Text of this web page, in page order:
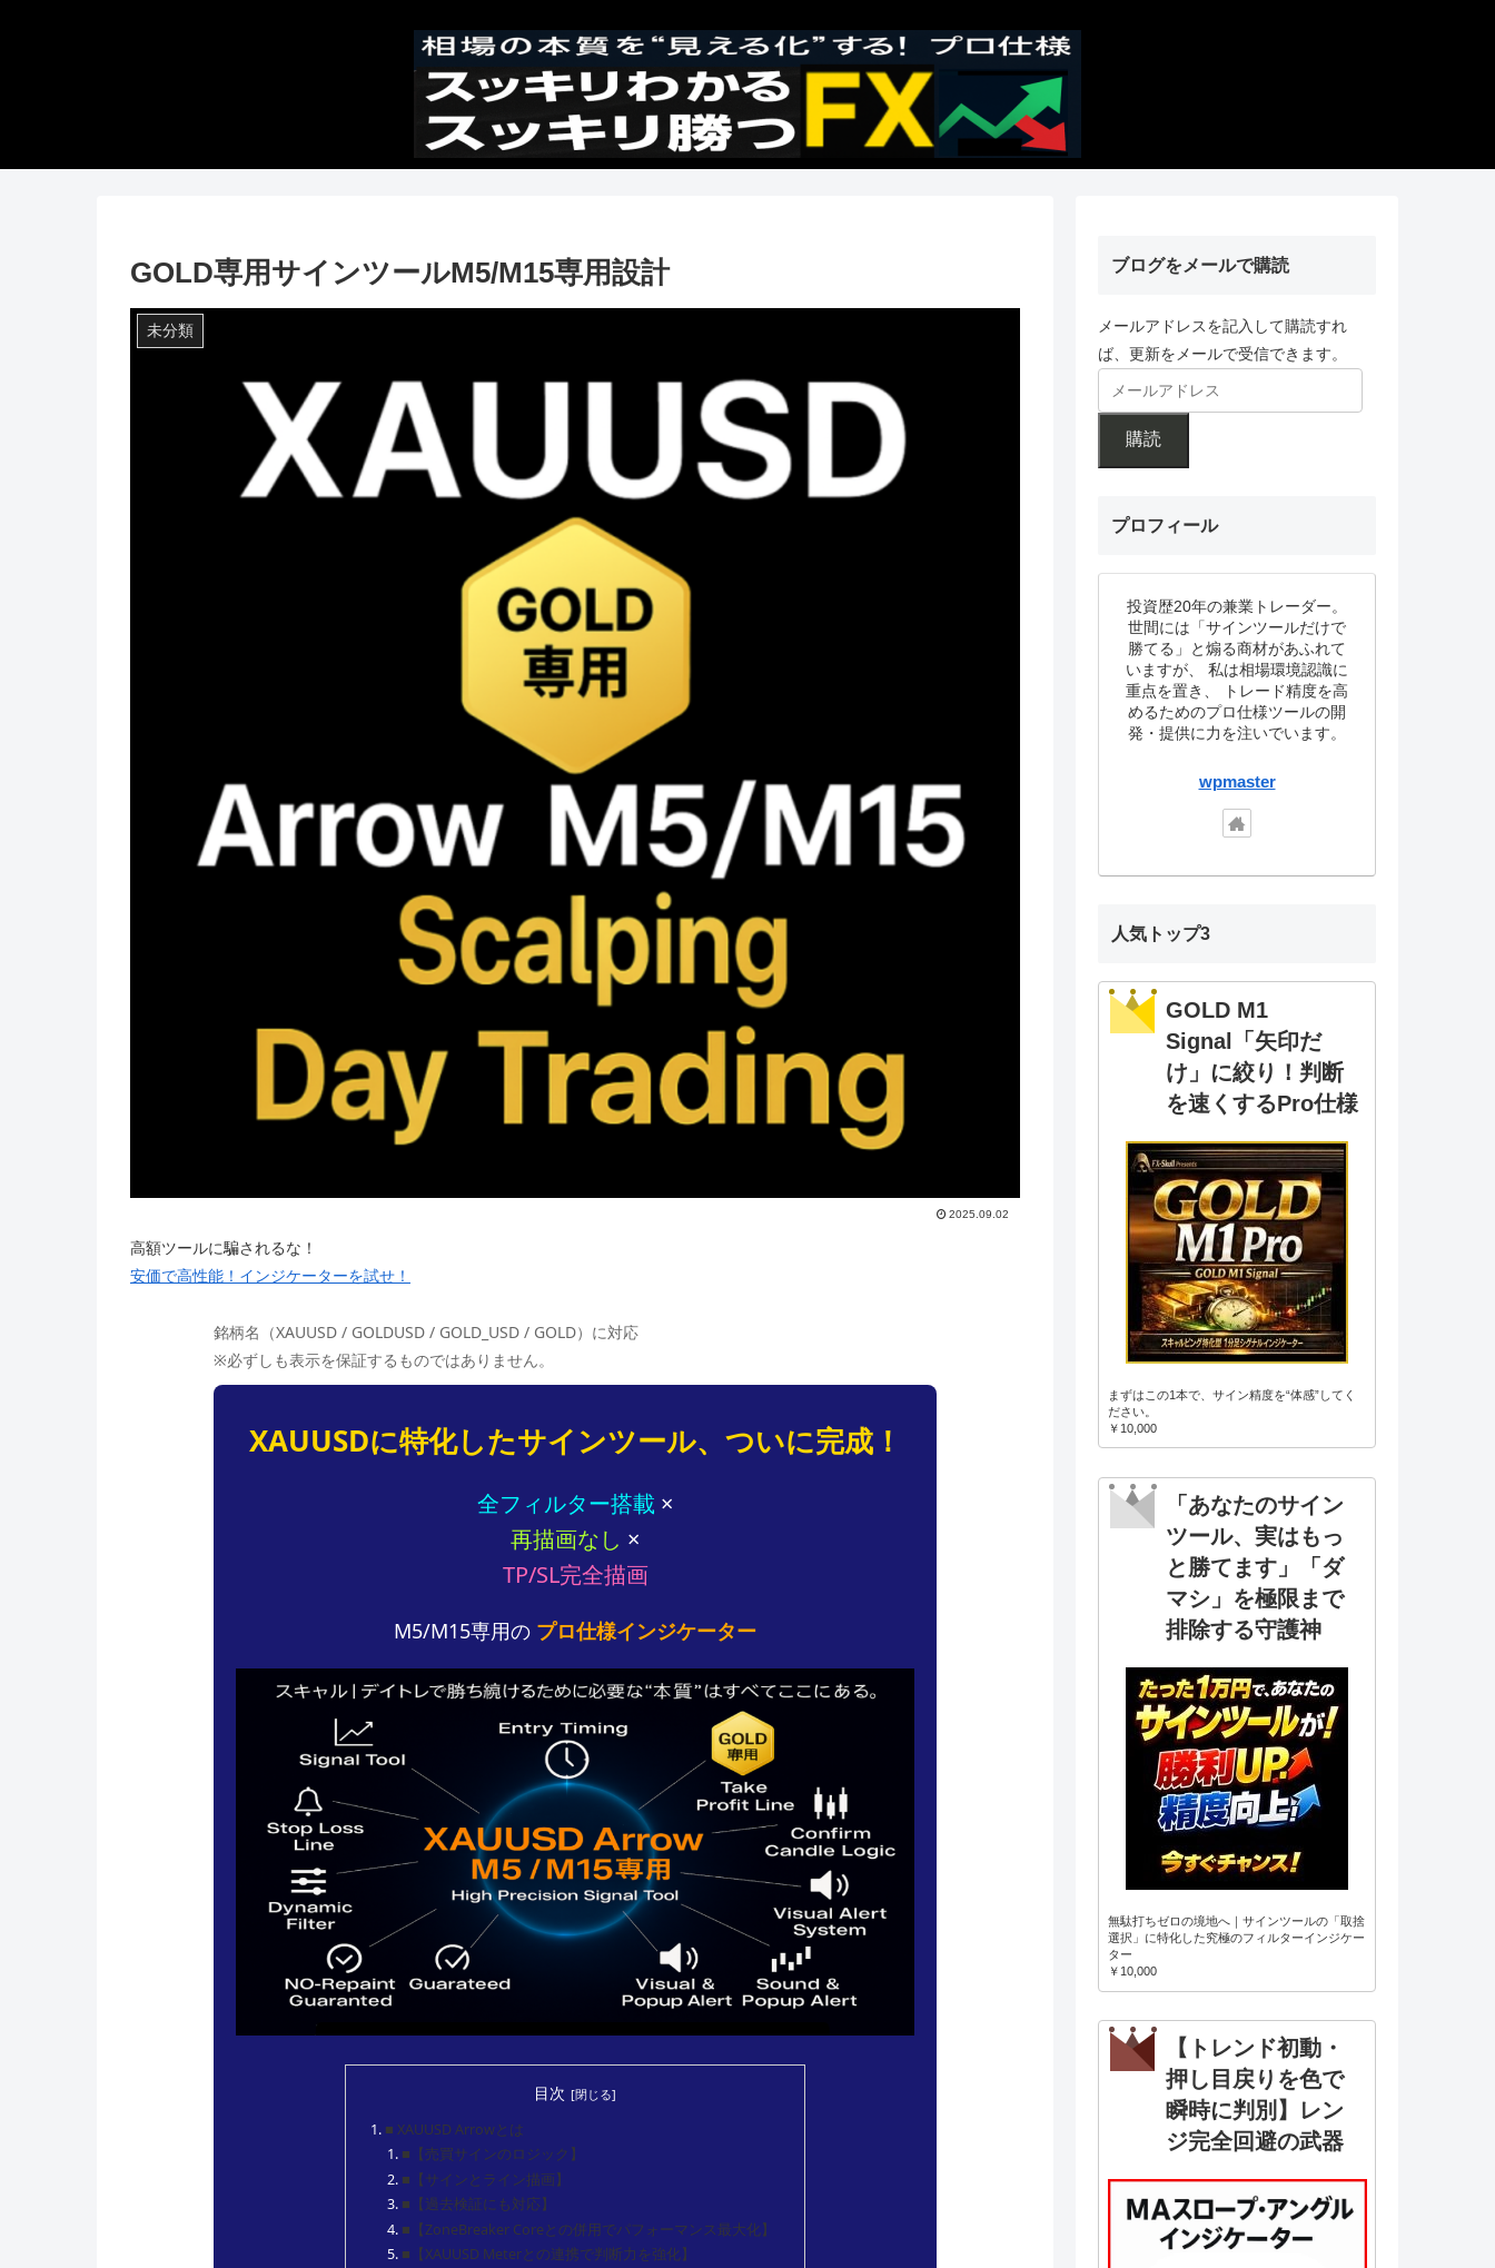
GOLD専用サインツールM5/M15専用設計
未分類
2025.09.02
高額ツールに騙されるな！
安価で高性能！インジケーターを試せ！
銘柄名（XAUUSD / GOLDUSD / GOLD_USD / GOLD）に対応
※必ずしも表示を保証するものではありません。
XAUUSDに特化したサインツール、ついに完成！
全フィルター搭載 ×
再描画なし ×
TP/SL完全描画
M5/M15専用の プロ仕様インジケーター
目次
■ XAUUSD Arrowとは
■【売買サインのロジック】
■【サインとライン描画】
■【過去検証にも対応】
■【ZoneBreaker Coreとの併用でパフォーマンス最大化】
■【XAUUSD Meterとの連携で判断力を強化】
ブログをメールで購読
メールアドレスを記入して購読すれ
ば、更新をメールで受信できます。
購読
プロフィール
投資歴20年の兼業トレーダー。
世間には「サインツールだけで
勝てる」と煽る商材があふれて
いますが、 私は相場環境認識に
重点を置き、 トレード精度を高
めるためのプロ仕様ツールの開
発・提供に力を注いでいます。
wpmaster
人気トップ3
GOLD M1
Signal「矢印だ
け」に絞り！判断
を速くするPro仕様
まずはこの1本で、サイン精度を“体感”してく
ださい。
￥10,000
「あなたのサイン
ツール、実はもっ
と勝てます」「ダ
マシ」を極限まで
排除する守護神
無駄打ちゼロの境地へ｜サインツールの「取捨
選択」に特化した究極のフィルターインジケー
ター
￥10,000
【トレンド初動・
押し目戻りを色で
瞬時に判別】レン
ジ完全回避の武器